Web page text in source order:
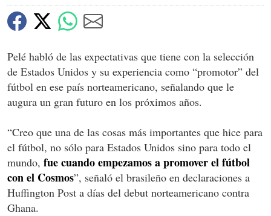
Pelé habló de las expectativas que tiene con la selección
de Estados Unidos y su experiencia como “promotor” del
fútbol en ese país norteamericano, señalando que le
augura un gran futuro en los próximos años.
“Creo que una de las cosas más importantes que hice para
el fútbol, no sólo para Estados Unidos sino para todo el
mundo, fue cuando empezamos a promover el fútbol
con el Cosmos”, señaló el brasileño en declaraciones a
Huffington Post a días del debut norteamericano contra
Ghana.